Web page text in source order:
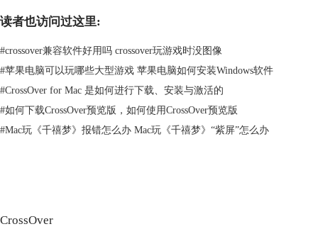
多详细的内容可在CrossOver产品
查下自己玩的游戏是否已经被CrossOver软件收录，然后再进行下一步的
读者也访问过这里:
#crossover兼容软件好用吗 crossover玩游戏时没图像
#苹果电脑可以玩哪些大型游戏 苹果电脑如何安装Windows软件
#CrossOver for Mac 是如何进行下载、安装与激活的
#如何下载CrossOver预览版，如何使用CrossOver预览版
#Mac玩《千禧梦》报错怎么办 Mac玩《千禧梦》“紫屏”怎么办
CrossOver